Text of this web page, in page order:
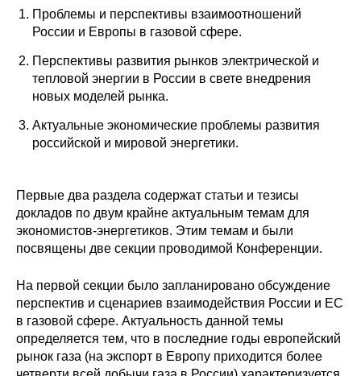
Издания
Проблемы прогнозирования
О журнале
Номера журналов
Информация для авторов
Общие требования
Стандарты оформления
Научные труды
О журнале
Проблемы и перспективы взаимоотношений
России и Европы в газовой сфере.
Перспективы развития рынков электрической и
тепловой энергии в России в свете внедрения
новых моделей рынка.
Актуальные экономические проблемы развития
российской и мировой энергетики.
Первые два раздела содержат статьи и тезисы
докладов по двум крайне актуальным темам для
экономистов-энергетиков. Этим темам и были
посвящены две секции проводимой Конференции.
На первой секции было запланировано обсуждение
перспектив и сценариев взаимодействия России и ЕС
в газовой сфере. Актуальность данной темы
определяется тем, что в последние годы европейский
рынок газа (на экспорт в Европу приходится более